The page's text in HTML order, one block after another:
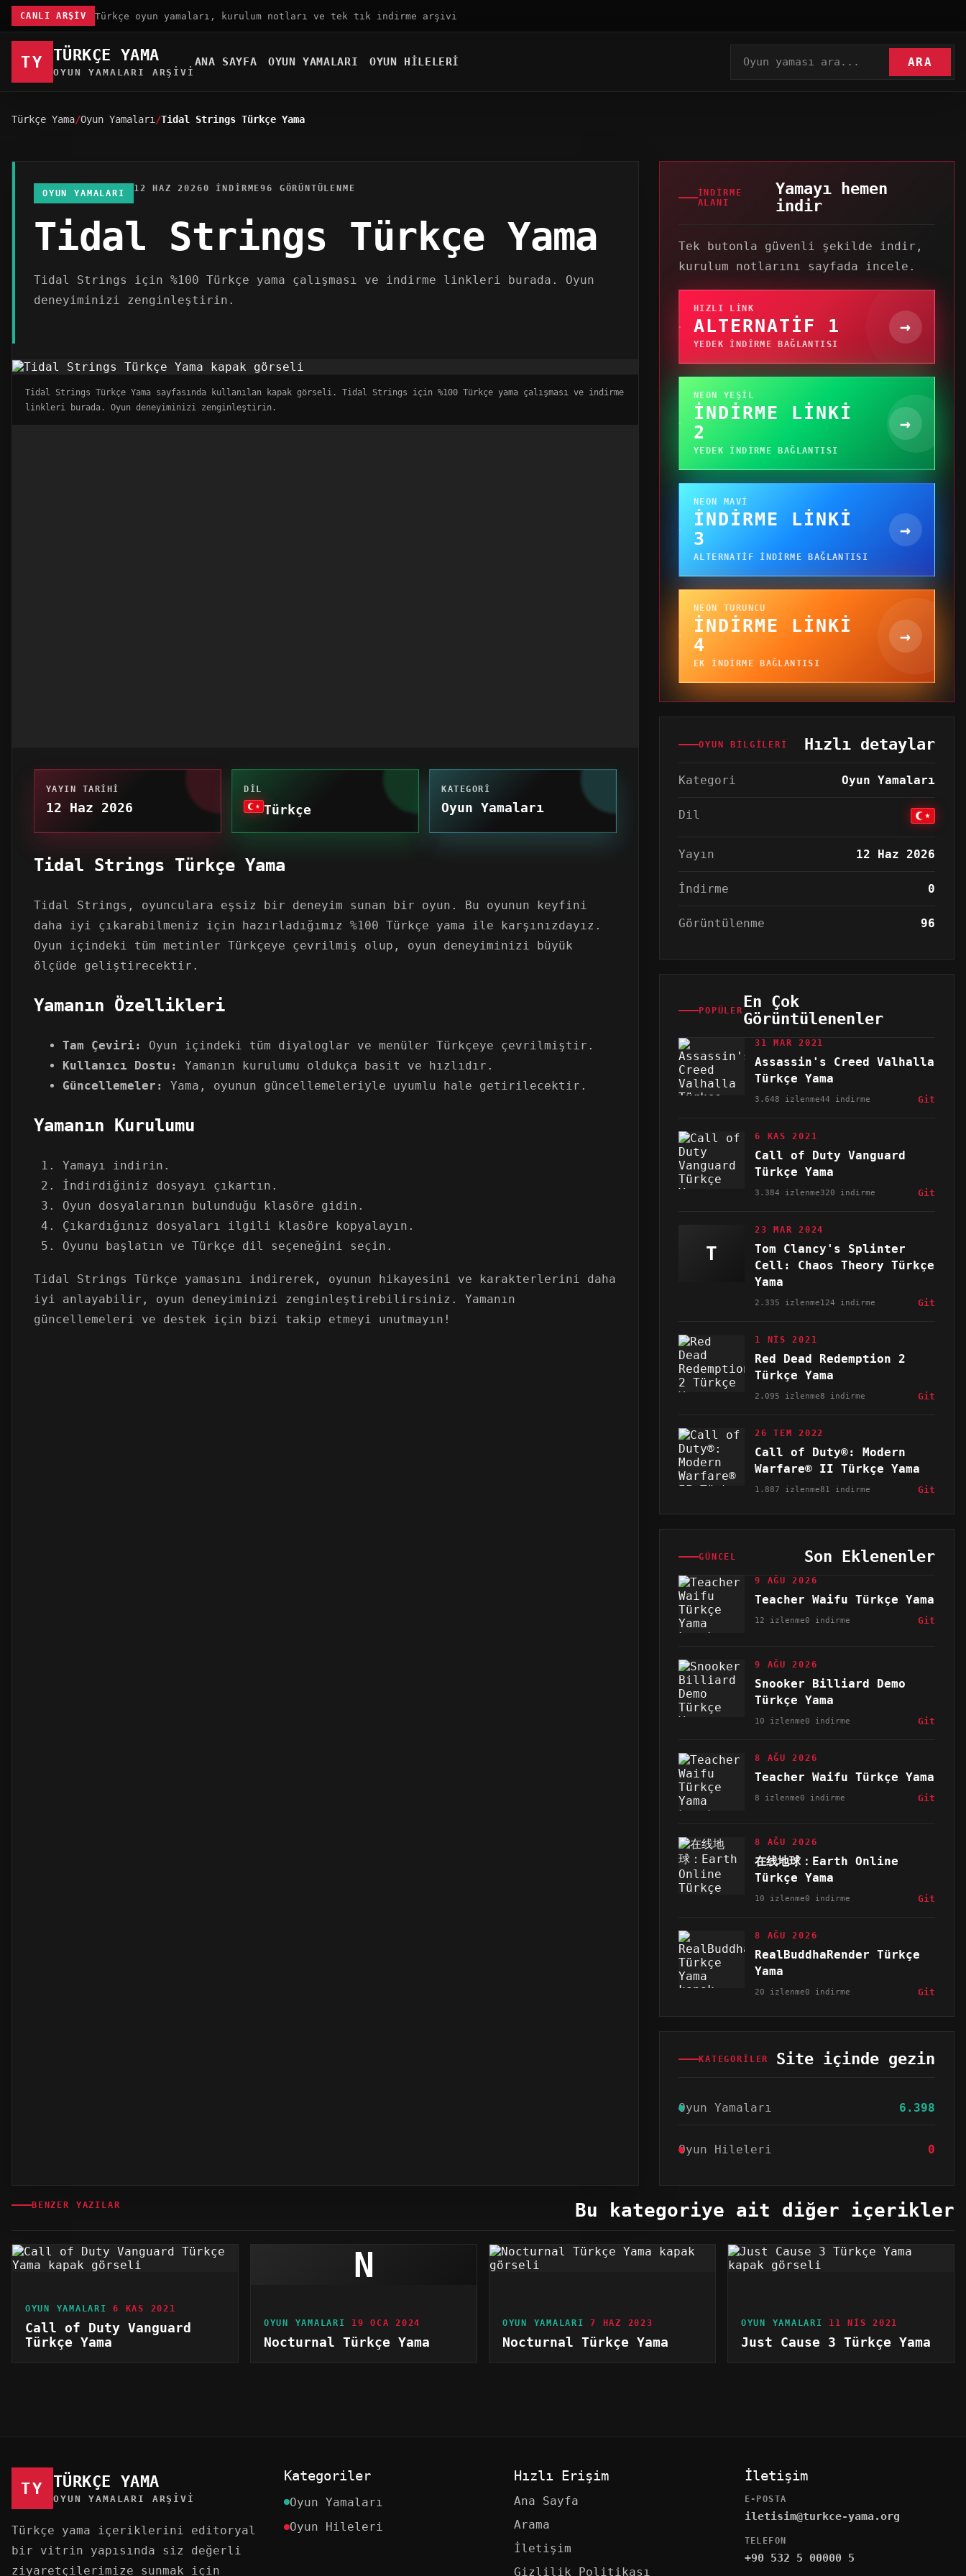
CANLI ARŞIV Türkçe oyun yamaları, kurulum notları ve tek tık indirme arşivi
TY TÜRKÇE YAMA
OYUN YAMALARI ARŞIVI
ANA SAYFA OYUN YAMALARI OYUN HILELERI ARA
Türkçe Yama Oyun Yamaları Tidal Strings Türkçe Yama
OYUN YAMALARI 12 HAZ 20260 INDIRME96 GÖRÜNTÜLENME
Tidal Strings Türkçe Yama
Tidal Strings için %100 Türkçe yama çalışması ve indirme linkleri burada. Oyun
deneyiminizi zenginleştirin.
Tidal Strings Türkçe Yama sayfasında kullanılan kapak görseli. Tidal Strings için %100 Türkçe yama çalışması ve indirme
linkleri burada. Oyun deneyiminizi zenginleştirin.
YAYIN TARIHI
12 Haz 2026
DIL
Türkçe
KATEGORI
Oyun Yamaları
Tidal Strings Türkçe Yama
Tidal Strings, oyunculara eşsiz bir deneyim sunan bir oyun. Bu oyunun keyfini
daha iyi çıkarabilmeniz için hazırladığımız %100 Türkçe yama ile karşınızdayız.
Oyun içindeki tüm metinler Türkçeye çevrilmiş olup, oyun deneyiminizi büyük
ölçüde geliştirecektir.
Yamanın Özellikleri
Tam Çeviri:
Oyun içindeki tüm diyaloglar ve menüler Türkçeye çevrilmiştir.
Kullanıcı Dostu:
Yamanın kurulumu oldukça basit ve hızlıdır.
Güncellemeler:
Yama, oyunun güncellemeleriyle uyumlu hale getirilecektir.
Yamanın Kurulumu
Yamayı indirin.
İndirdiğiniz dosyayı çıkartın.
Oyun dosyalarının bulunduğu klasöre gidin.
Çıkardığınız dosyaları ilgili klasöre kopyalayın.
Oyunu başlatın ve Türkçe dil seçeneğini seçin.
Tidal Strings Türkçe yamasını indirerek, oyunun hikayesini ve karakterlerini daha
iyi anlayabilir, oyun deneyiminizi zenginleştirebilirsiniz. Yamanın
güncellemeleri ve destek için bizi takip etmeyi unutmayın!
İNDIRME
ALANI
Yamayı hemen
indir
Tek butonla güvenli şekilde indir,
kurulum notlarını sayfada incele.
HIZLI LINK
ALTERNATIF 1
YEDEK INDIRME BAĞLANTISI
→
NEON YEŞIL
İNDIRME LINKI
2
YEDEK INDIRME BAĞLANTISI
→
NEON MAVI
İNDIRME LINKI
3
ALTERNATIF INDIRME BAĞLANTISI
→
NEON TURUNCU
İNDIRME LINKI
4
EK INDIRME BAĞLANTISI
→
OYUN BILGILERI Hızlı detaylar
Kategori Oyun Yamaları
Dil
Yayın 12 Haz 2026
İndirme 0
Görüntülenme 96
POPÜLER En Çok
Görüntülenenler
31 MAR 2021
Assassin's Creed Valhalla
Türkçe Yama
3.648 izlenme44 indirme Git
6 KAS 2021
Call of Duty Vanguard
Türkçe Yama
3.384 izlenme320 indirme Git
T
23 MAR 2024
Tom Clancy's Splinter
Cell: Chaos Theory Türkçe
Yama
2.335 izlenme124 indirme Git
1 NIS 2021
Red Dead Redemption 2
Türkçe Yama
2.095 izlenme8 indirme Git
26 TEM 2022
Call of Duty®: Modern
Warfare® II Türkçe Yama
1.887 izlenme81 indirme Git
GÜNCEL Son Eklenenler
9 AĞU 2026
Teacher Waifu Türkçe Yama
12 izlenme0 indirme Git
9 AĞU 2026
Snooker Billiard Demo
Türkçe Yama
10 izlenme0 indirme Git
8 AĞU 2026
Teacher Waifu Türkçe Yama
8 izlenme0 indirme Git
8 AĞU 2026
在线地球：Earth Online
Türkçe Yama
10 izlenme0 indirme Git
8 AĞU 2026
RealBuddhaRender Türkçe
Yama
20 izlenme0 indirme Git
KATEGORILER Site içinde gezin
Oyun Yamaları 6.398
Oyun Hileleri 0
BENZER YAZILAR Bu kategoriye ait diğer içerikler
OYUN YAMALARI 6 KAS 2021
Call of Duty Vanguard
Türkçe Yama
N
OYUN YAMALARI 19 OCA 2024
Nocturnal Türkçe Yama
OYUN YAMALARI 7 HAZ 2023
Nocturnal Türkçe Yama
OYUN YAMALARI 11 NIS 2021
Just Cause 3 Türkçe Yama
TY TÜRKÇE YAMA
OYUN YAMALARI ARŞIVI
Türkçe yama içeriklerini editoryal
bir vitrin yapısında siz değerli
ziyaretçilerimize sunmak için
Kategoriler
Oyun Yamaları
Oyun Hileleri
Hızlı Erişim
Ana Sayfa
Arama
İletişim
Gizlilik Politikası
İletişim
E-POSTA
iletisim@turkce-yama.org
TELEFON
+90 532 5 00000 5